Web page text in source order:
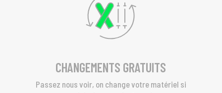
CHANGEMENTS GRATUITS
Passez nous voir, on change votre matériel si